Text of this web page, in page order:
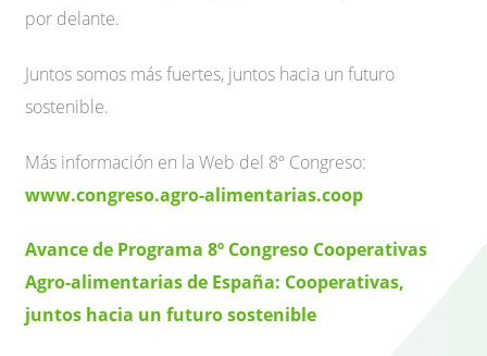
por delante.
Juntos somos más fuertes, juntos hacia un futuro
sostenible.
Más información en la Web del 8º Congreso:
www.congreso.agro-alimentarias.coop
Avance de Programa 8º Congreso Cooperativas
Agro-alimentarias de España: Cooperativas,
juntos hacia un futuro sostenible